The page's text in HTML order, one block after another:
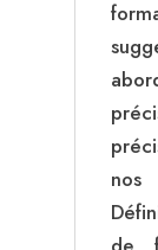
nos